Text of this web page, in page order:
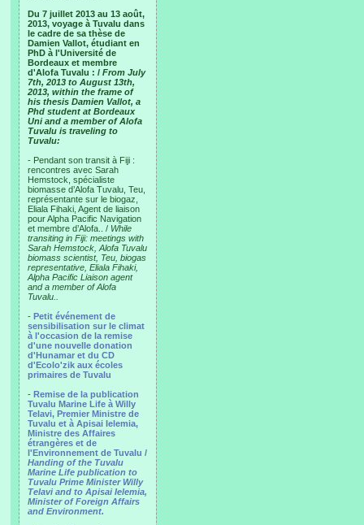
Du 7 juillet 2013 au 13 août,
2013, voyage à Tuvalu dans
le cadre de sa thèse de
Damien Vallot, étudiant en
PhD à l'Université de
Bordeaux et membre
d'Alofa Tuvalu : / From July
7th, 2013 to August 13th,
2013, within the frame of
his thesis Damien Vallot, a
Phd student at Bordeaux
Uni and a member of Alofa
Tuvalu is traveling to
Tuvalu:
- Pendant son transit à Fiji :
rencontres avec Sarah
Hemstock, spécialiste
biomasse d’Alofa Tuvalu, Teu,
représentante sur le biogaz,
Eliala Fihaki, Agent de liaison
pour Alpha Pacific Navigation
et membre d’Alofa.. / While
transiting in Fiji: meetings with
Sarah Hemstock, Alofa Tuvalu
biomass scientist, Teu, biogas
representative, Eliala Fihaki,
Alpha Pacific Liaison agent
and a member of Alofa
Tuvalu..
- Petit événement de
sensibilisation sur le climat
à l'occasion de la remise
d'une nouvelle donation
d'Hunamar et du CD
d'Ecolo'zik aux écoles
primaires de Tuvalu
- Remise de la publication
Tuvalu Marine Life à Willy
Telavi, Premier Ministre de
Tuvalu et à Apisai Ielemia,
Ministre des Affaires
étrangères et de
l'Environnement de Tuvalu /
Handing of the Tuvalu
Marine Life publication to
Tuvalu Prime Minister Willy
Telavi and to Apisai Ielemia,
Minister of Foreign Affairs
and Environment.